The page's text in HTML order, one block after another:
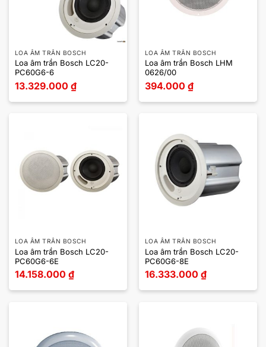
LOA ÂM TRẦN BOSCH
Loa âm trần Bosch LC20-
PC60G6-6
13.329.000 ₫
LOA ÂM TRẦN BOSCH
Loa âm trần Bosch LHM
0626/00
394.000 ₫
LOA ÂM TRẦN BOSCH
Loa âm trần Bosch LC20-
PC60G6-6E
14.158.000 ₫
LOA ÂM TRẦN BOSCH
Loa âm trần Bosch LC20-
PC60G6-8E
16.333.000 ₫